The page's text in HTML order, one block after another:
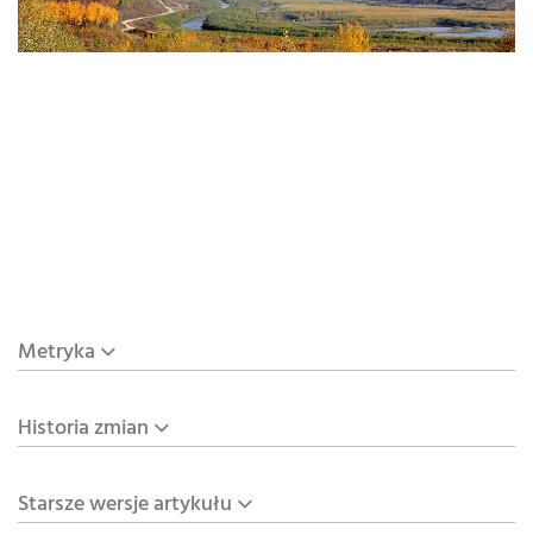
Metryka
Historia zmian
Starsze wersje artykułu